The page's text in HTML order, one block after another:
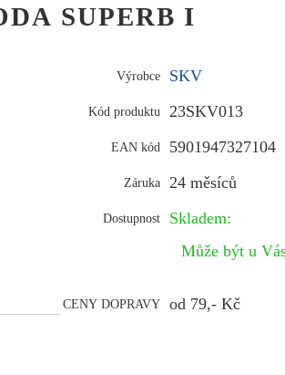
SUPERB I
Výrobce SKV
Kód produktu 23SKV013
EAN kód 5901947327104
Záruka 24 měsíců
Dostupnost
Skladem:
Může být u
CENY DOPRAVY od 79,- Kč